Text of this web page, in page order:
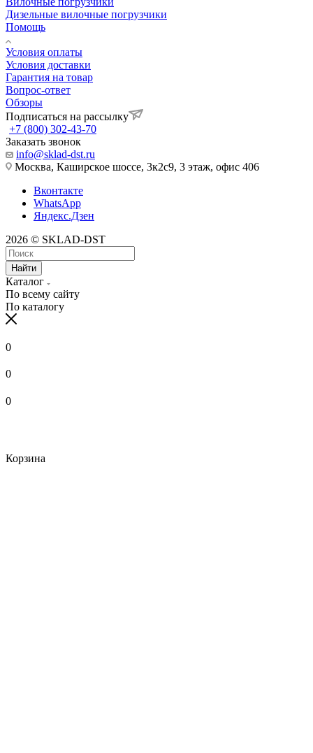
Дизельные вилочные погрузчики
Помощь
Условия оплаты
Условия доставки
Гарантия на товар
Вопрос-ответ
Обзоры
Подписаться на рассылку
+7 (800) 302-43-70
Заказать звонок
info@sklad-dst.ru
Москва, Каширское шоссе, 3к2с9, 3 этаж, офис 406
Вконтакте
WhatsApp
Яндекс.Дзен
2026 © SKLAD-DST
Найти
Каталог
По всему сайту
По каталогу
0
0
0
Корзина